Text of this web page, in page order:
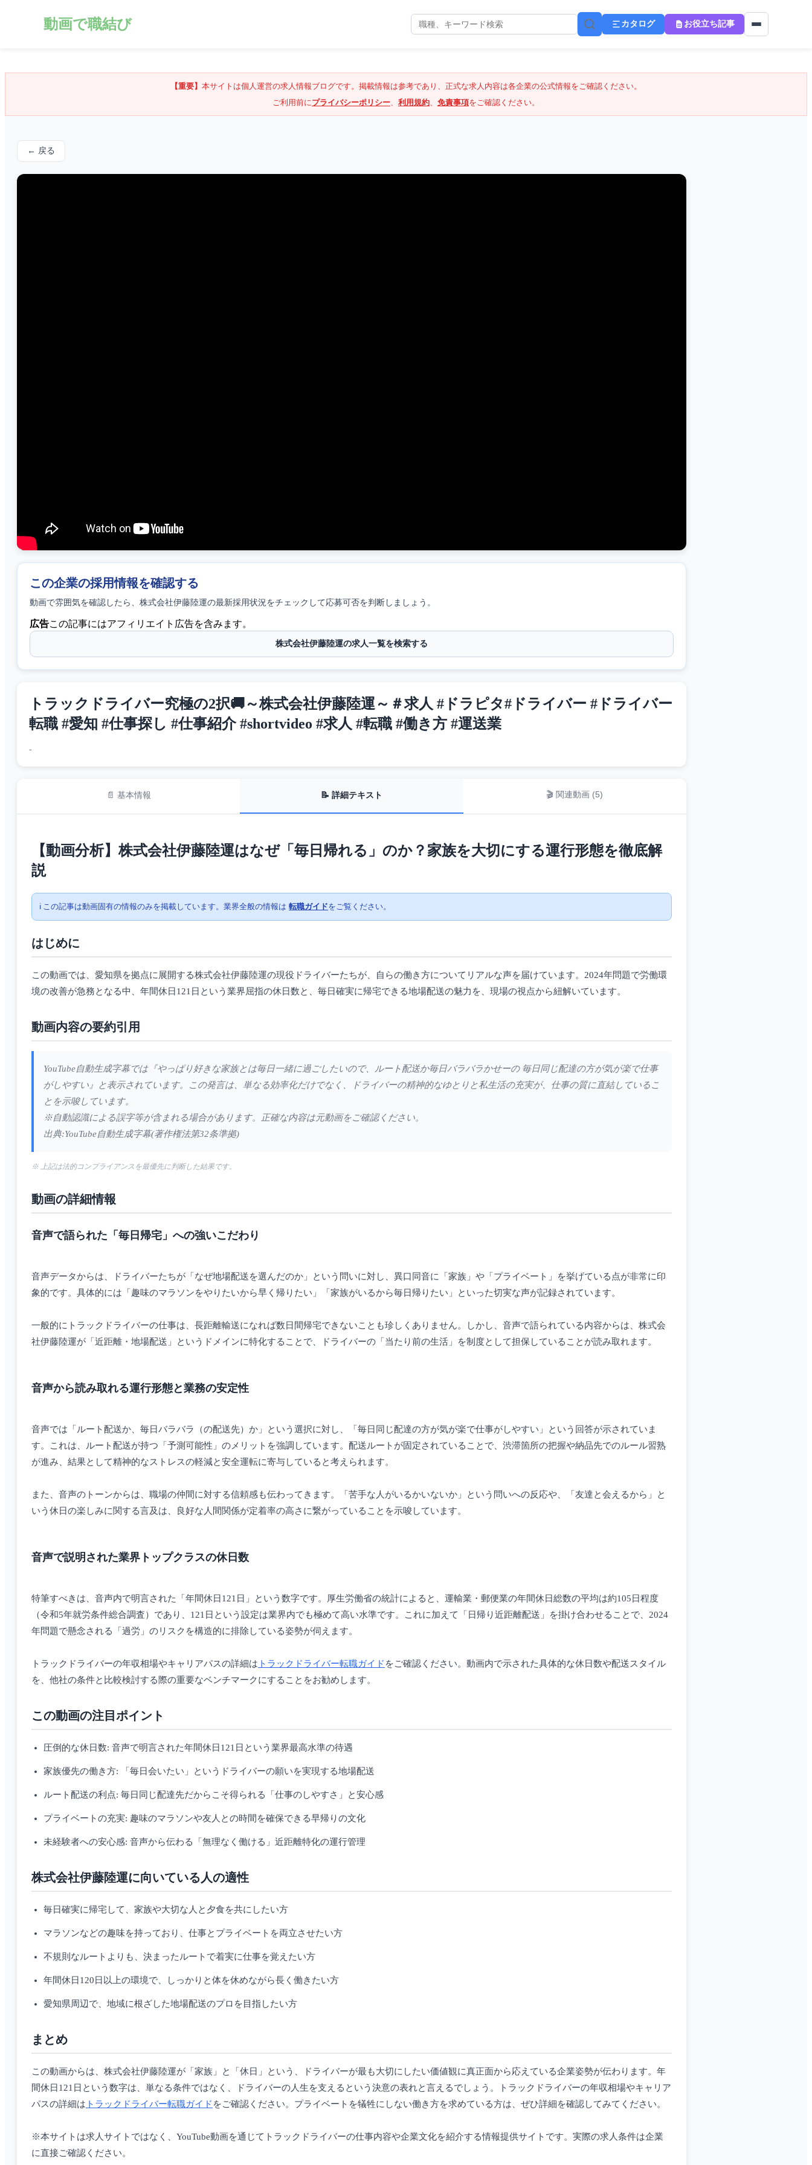
動画で職結び カタログ お役立ち記事
【重要】 本サイトは個人運営の求人情報ブログです。掲載情報は参考であり、正式な求人内容は各企業の公式情報をご確認ください。
ご利用前にプライバシーポリシー、 利用規約、 免責事項をご確認ください。
← 戻る
この企業の採用情報を確認する
動画で雰囲気を確認したら、 株式会社伊藤陸運の最新採用状況をチェックして応募可否を判断しましょう。
広告この記事にはアフィリエイト広告を含みます。
株式会社伊藤陸運の求人一覧を検索する
トラックドライバー究極の2択🚚～株式会社伊藤陸運～＃求人 #ドラピタ#ドライバー #ドライバー
転職 #愛知 #仕事探し #仕事紹介 #shortvideo #求人 #転職 #働き方 #運送業
-
📄 基本情報 📝 詳細テキスト 🎬 関連動画 (5)
【動画分析】株式会社伊藤陸運はなぜ「毎日帰れる」のか？家族を大切にする運行形態を徹底解
説
ℹ️ この記事は動画固有の情報のみを掲載しています。業界全般の情報は 転職ガイドをご覧ください。
はじめに
この動画では、愛知県を拠点に展開する株式会社伊藤陸運の現役ドライバーたちが、自らの働き方についてリアルな声を届けています。2024年問題で労働環
境の改善が急務となる中、年間休日121日という業界屈指の休日数と、毎日確実に帰宅できる地場配送の魅力を、現場の視点から紐解いています。
動画内容の要約引用
YouTube自動生成字幕では『やっぱり好きな家族とは毎日一緒に過ごしたいので、ルート配送か毎日バラバラかせーの 毎日同じ配達の方が気が楽で仕事
がしやすい』と表示されています。この発言は、単なる効率化だけでなく、ドライバーの精神的なゆとりと私生活の充実が、仕事の質に直結しているこ
とを示唆しています。
※自動認識による誤字等が含まれる場合があります。正確な内容は元動画をご確認ください。
出典:YouTube自動生成字幕(著作権法第32条準拠)
※ 上記は法的コンプライアンスを最優先に判断した結果です。
動画の詳細情報
音声で語られた「毎日帰宅」への強いこだわり
音声データからは、ドライバーたちが「なぜ地場配送を選んだのか」という問いに対し、異口同音に「家族」や「プライベート」を挙げている点が非常に印
象的です。具体的には「趣味のマラソンをやりたいから早く帰りたい」「家族がいるから毎日帰りたい」といった切実な声が記録されています。
一般的にトラックドライバーの仕事は、長距離輸送になれば数日間帰宅できないことも珍しくありません。しかし、音声で語られている内容からは、株式会
社伊藤陸運が「近距離・地場配送」というドメインに特化することで、ドライバーの「当たり前の生活」を制度として担保していることが読み取れます。
音声から読み取れる運行形態と業務の安定性
音声では「ルート配送か、毎日バラバラ（の配送先）か」という選択に対し、「毎日同じ配達の方が気が楽で仕事がしやすい」という回答が示されていま
す。これは、ルート配送が持つ「予測可能性」のメリットを強調しています。配送ルートが固定されていることで、渋滞箇所の把握や納品先でのルール習熟
が進み、結果として精神的なストレスの軽減と安全運転に寄与していると考えられます。
また、音声のトーンからは、職場の仲間に対する信頼感も伝わってきます。「苦手な人がいるかいないか」という問いへの反応や、「友達と会えるから」と
いう休日の楽しみに関する言及は、良好な人間関係が定着率の高さに繋がっていることを示唆しています。
音声で説明された業界トップクラスの休日数
特筆すべきは、音声内で明言された「年間休日121日」という数字です。厚生労働省の統計によると、運輸業・郵便業の年間休日総数の平均は約105日程度
（令和5年就労条件総合調査）であり、121日という設定は業界内でも極めて高い水準です。これに加えて「日帰り近距離配送」を掛け合わせることで、2024
年問題で懸念される「過労」のリスクを構造的に排除している姿勢が伺えます。
トラックドライバーの年収相場やキャリアパスの詳細は トラックドライバー転職ガイド をご確認ください。動画内で示された具体的な休日数や配送スタイル
を、他社の条件と比較検討する際の重要なベンチマークにすることをお勧めします。
この動画の注目ポイント
圧倒的な休日数: 音声で明言された年間休日121日という業界最高水準の待遇
家族優先の働き方: 「毎日会いたい」というドライバーの願いを実現する地場配送
ルート配送の利点: 毎日同じ配達先だからこそ得られる「仕事のしやすさ」と安心感
プライベートの充実: 趣味のマラソンや友人との時間を確保できる早帰りの文化
未経験者への安心感: 音声から伝わる「無理なく働ける」近距離特化の運行管理
株式会社伊藤陸運に向いている人の適性
毎日確実に帰宅して、家族や大切な人と夕食を共にしたい方
マラソンなどの趣味を持っており、仕事とプライベートを両立させたい方
不規則なルートよりも、決まったルートで着実に仕事を覚えたい方
年間休日120日以上の環境で、しっかりと体を休めながら長く働きたい方
愛知県周辺で、地域に根ざした地場配送のプロを目指したい方
まとめ
この動画からは、株式会社伊藤陸運が「家族」と「休日」という、ドライバーが最も大切にしたい価値観に真正面から応えている企業姿勢が伝わります。年
間休日121日という数字は、単なる条件ではなく、ドライバーの人生を支えるという決意の表れと言えるでしょう。トラックドライバーの年収相場やキャリア
パスの詳細は トラックドライバー転職ガイド をご確認ください。プライベートを犠牲にしない働き方を求めている方は、ぜひ詳細を確認してみてください。
※本サイトは求人サイトではなく、YouTube動画を通じてトラックドライバーの仕事内容や企業文化を紹介する情報提供サイトです。実際の求人条件は企業
に直接ご確認ください。